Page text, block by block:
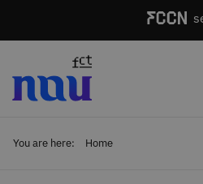
You are here: Home